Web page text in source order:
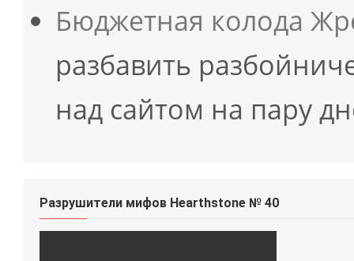
Бюджетная колода
разбавить
над сайтом на пару
Разрушители мифов Hearthstone № 40